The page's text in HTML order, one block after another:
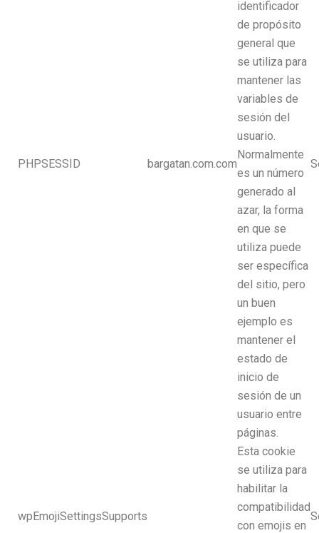
PHPSESSID bargatan.com.com
identificador
de propósito
general que
se utiliza para
mantener las
variables de
sesión del
usuario.
Normalmente
es un número
generado al
azar, la forma
en que se
utiliza puede
ser específica
del sitio, pero
un buen
ejemplo es
mantener el
estado de
inicio de
sesión de un
usuario entre
páginas.
wpEmojiSettingsSupports
Esta cookie
se utiliza para
habilitar la
compatibilidad
con emojis en